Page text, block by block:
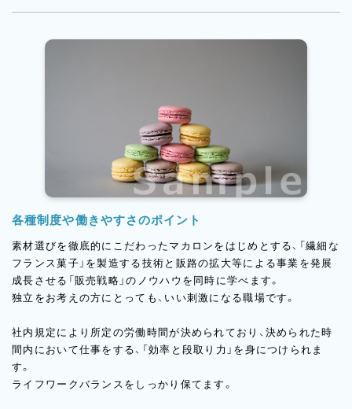
各種制度や働きやすさのポイント
素材選びを徹底的にこだわったマカロンをはじめとする、「繊細な
フランス菓子」を製造する技術と販路の拡大等による事業を発展
成長させる「販売戦略」のノウハウを同時に学べます。
独立をお考えの方にとっても、いい刺激になる職場です。
社内規定により所定の労働時間が決められており、決められた時
間内において仕事をする、「効率と段取り力」を身につけられま
す。
ライフワークバランスをしっかり保てます。